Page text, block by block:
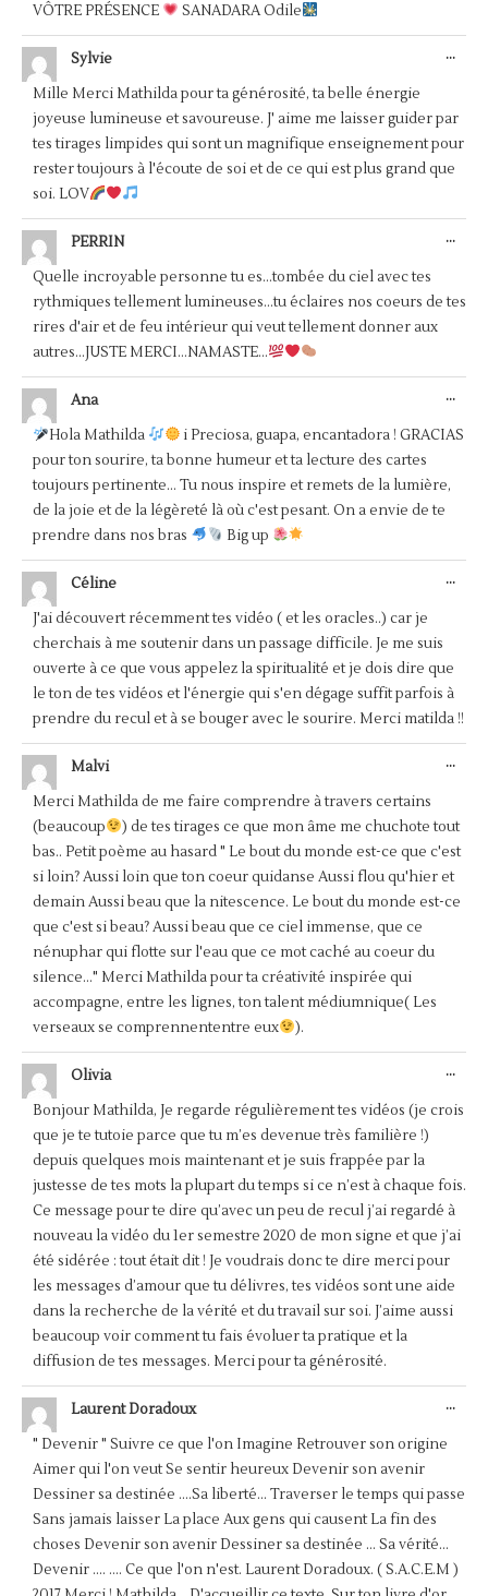
VÔTRE PRÉSENCE
SANADARA Odile
Sylvie
Mille Merci Mathilda pour ta générosité, ta belle énergie
joyeuse lumineuse et savoureuse. J' aime me laisser guider par
tes tirages limpides qui sont un magnifique enseignement pour
rester toujours à l'écoute de soi et de ce qui est plus grand que
soi. LOV
...
PERRIN
Quelle incroyable personne tu es...tombée du ciel avec tes
rythmiques tellement lumineuses...tu éclaires nos coeurs de tes
rires d'air et de feu intérieur qui veut tellement donner aux
autres...JUSTE MERCI...NAMASTE...
...
Ana
Hola Mathilda
i Preciosa, guapa, encantadora ! GRACIAS
pour ton sourire, ta bonne humeur et ta lecture des cartes
toujours pertinente... Tu nous inspire et remets de la lumière,
de la joie et de la légèreté là où c'est pesant. On a envie de te
prendre dans nos bras
Big up
...
Céline
J'ai découvert récemment tes vidéo ( et les oracles..) car je
cherchais à me soutenir dans un passage difficile. Je me suis
ouverte à ce que vous appelez la spiritualité et je dois dire que
le ton de tes vidéos et l'énergie qui s'en dégage suffit parfois à
prendre du recul et à se bouger avec le sourire. Merci matilda !!
...
Malvi
Merci Mathilda de me faire comprendre à travers certains
(beaucoup
) de tes tirages ce que mon âme me chuchote tout
bas.. Petit poème au hasard " Le bout du monde est-ce que c'est
si loin? Aussi loin que ton coeur quidanse Aussi flou qu'hier et
demain Aussi beau que la nitescence. Le bout du monde est-ce
que c'est si beau? Aussi beau que ce ciel immense, que ce
nénuphar qui flotte sur l'eau que ce mot caché au coeur du
silence..." Merci Mathilda pour ta créativité inspirée qui
accompagne, entre les lignes, ton talent médiumnique( Les
verseaux se comprennententre eux
).
...
Olivia
Bonjour Mathilda, Je regarde régulièrement tes vidéos (je crois
que je te tutoie parce que tu m’es devenue très familière !)
depuis quelques mois maintenant et je suis frappée par la
justesse de tes mots la plupart du temps si ce n’est à chaque fois.
Ce message pour te dire qu’avec un peu de recul j’ai regardé à
nouveau la vidéo du 1er semestre 2020 de mon signe et que j’ai
été sidérée : tout était dit ! Je voudrais donc te dire merci pour
les messages d’amour que tu délivres, tes vidéos sont une aide
dans la recherche de la vérité et du travail sur soi. J’aime aussi
beaucoup voir comment tu fais évoluer ta pratique et la
diffusion de tes messages. Merci pour ta générosité.
...
Laurent Doradoux
" Devenir " Suivre ce que l'on Imagine Retrouver son origine
Aimer qui l'on veut Se sentir heureux Devenir son avenir
Dessiner sa destinée ....Sa liberté... Traverser le temps qui passe
Sans jamais laisser La place Aux gens qui causent La fin des
choses Devenir son avenir Dessiner sa destinée ... Sa vérité...
Devenir .... .... Ce que l'on n'est. Laurent Doradoux. ( S.A.C.E.M )
...